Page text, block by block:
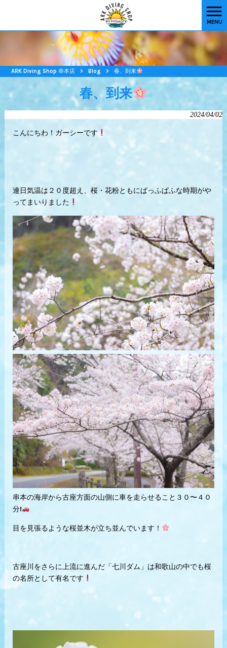
MENU
ARK Diving Shop 串本店 > Blog > 春、到来
春、到来
2024/04/02
こんにちわ！ガーシーです
連日気温は２０度超え、桜・花粉ともにぱっふぱふな時期がや
ってまいりました
串本の海岸から古座方面の山側に車を走らせること３０〜４０
分!
目を見張るような桜並木が立ち並んでいます！
古座川をさらに上流に進んだ「七川ダム」は和歌山の中でも桜
の名所として有名です